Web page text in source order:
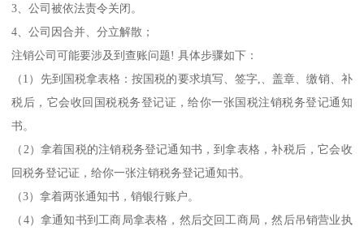
3、公司被依法责令关闭。
4、公司因合并、分立解散；
注销公司可能要涉及到查账问题! 具体步骤如下：
（1）先到国税拿表格：按国税的要求填写、签字,、盖章、缴销、补
税后，它会收回国税税务登记证，给你一张国税注销税务登记通知
书。
（2）拿着国税的注销税务登记通知书，到拿表格，补税后，它会收
回税务登记证，给你一张注销税务登记通知书。
（3）拿着两张通知书，销银行账户。
（4）拿通知书到工商局拿表格，然后交回工商局，然后吊销营业执